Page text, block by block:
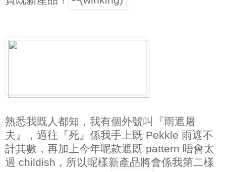
熟悉我既人都知，我有個外號叫『雨遮屠
夫』，過往『死』係我手上既 Pekkle 雨遮不
計其數，再加上今年呢款遮既 pattern 唔會太
過 childish，所以呢樣新產品將會係我第二樣